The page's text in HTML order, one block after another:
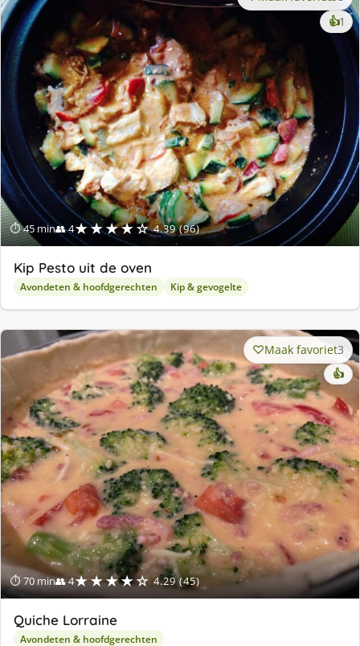
⏱ 45 min👥 4★★★★☆ 4.39 (96)
👍1
Kip Pesto uit de oven
Avondeten & hoofdgerechten Kip & gevogelte
⏱ 70 min👥 4★★★★☆ 4.29 (45)
Maak favoriet3
👍
Quiche Lorraine
Avondeten & hoofdgerechten